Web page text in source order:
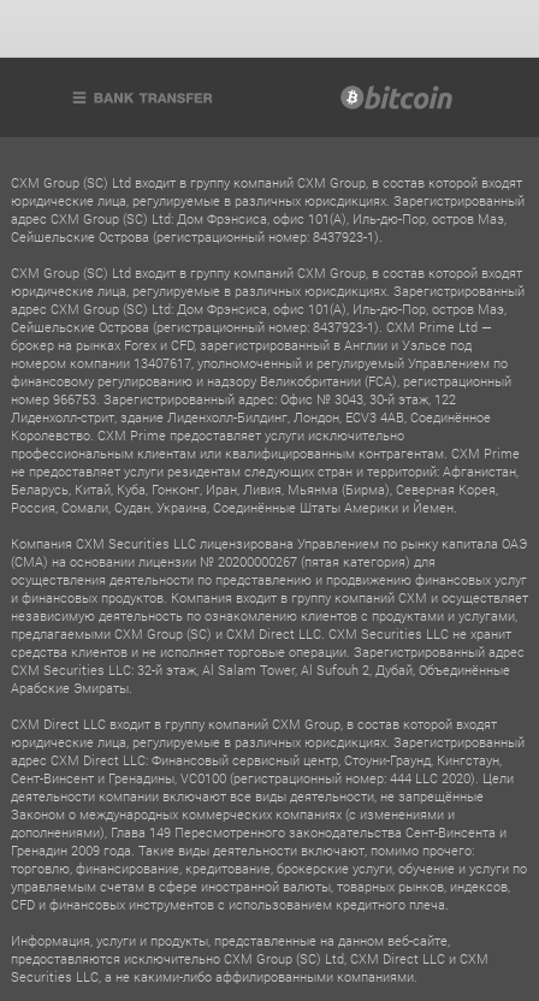
CXM Group (SC) Ltd входит в группу компаний CXM Group, в состав которой входят
юридические лица, регулируемые в различных юрисдикциях. Зарегистрированный
адрес CXM Group (SC) Ltd: Дом Фрэнсиса, офис 101(A), Иль-дю-Пор, остров Маэ,
Сейшельские Острова (регистрационный номер: 8437923-1).
CXM Group (SC) Ltd входит в группу компаний CXM Group, в состав которой входят
юридические лица, регулируемые в различных юрисдикциях. Зарегистрированный
адрес CXM Group (SC) Ltd: Дом Фрэнсиса, офис 101(A), Иль-дю-Пор, остров Маэ,
Сейшельские Острова (регистрационный номер: 8437923-1). CXM Prime Ltd —
брокер на рынках Forex и CFD, зарегистрированный в Англии и Уэльсе под
номером компании 13407617, уполномоченный и регулируемый Управлением по
финансовому регулированию и надзору Великобритании (FCA), регистрационный
номер 966753. Зарегистрированный адрес: Офис № 3043, 30-й этаж, 122
Лиденхолл-стрит, здание Лиденхолл-Билдинг, Лондон, ECV3 4AB, Соединённое
Королевство. CXM Prime предоставляет услуги исключительно
профессиональным клиентам или квалифицированным контрагентам. CXM Prime
не предоставляет услуги резидентам следующих стран и территорий: Афганистан,
Беларусь, Китай, Куба, Гонконг, Иран, Ливия, Мьянма (Бирма), Северная Корея,
Россия, Сомали, Судан, Украина, Соединённые Штаты Америки и Йемен.
Компания CXM Securities LLC лицензирована Управлением по рынку капитала ОАЭ
(CMA) на основании лицензии № 20200000267 (пятая категория) для
осуществления деятельности по представлению и продвижению финансовых услуг
и финансовых продуктов. Компания входит в группу компаний CXM и осуществляет
независимую деятельность по ознакомлению клиентов с продуктами и услугами,
предлагаемыми CXM Group (SC) и CXM Direct LLC. CXM Securities LLC не хранит
средства клиентов и не исполняет торговые операции. Зарегистрированный адрес
CXM Securities LLC: 32-й этаж, Al Salam Tower, Al Sufouh 2, Дубай, Объединённые
Арабские Эмираты.
CXM Direct LLC входит в группу компаний CXM Group, в состав которой входят
юридические лица, регулируемые в различных юрисдикциях. Зарегистрированный
адрес CXM Direct LLC: Финансовый сервисный центр, Стоуни-Граунд, Кингстаун,
Сент-Винсент и Гренадины, VC0100 (регистрационный номер: 444 LLC 2020). Цели
деятельности компании включают все виды деятельности, не запрещённые
Законом о международных коммерческих компаниях (с изменениями и
дополнениями), Глава 149 Пересмотренного законодательства Сент-Винсента и
Гренадин 2009 года. Такие виды деятельности включают, помимо прочего:
торговлю, финансирование, кредитование, брокерские услуги, обучение и услуги по
управляемым счетам в сфере иностранной валюты, товарных рынков, индексов,
CFD и финансовых инструментов с использованием кредитного плеча.
Информация, услуги и продукты, представленные на данном веб-сайте,
предоставляются исключительно CXM Group (SC) Ltd, CXM Direct LLC и CXM
Securities LLC, а не какими-либо аффилированными компаниями.